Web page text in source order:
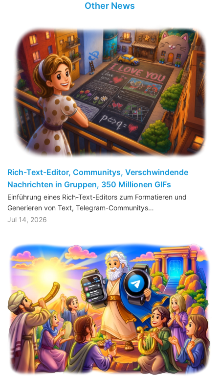
Other News
Rich-Text-Editor, Communitys, Verschwindende
Nachrichten in Gruppen, 350 Millionen GIFs
Einführung eines Rich-Text-Editors zum Formatieren und
Generieren von Text, Telegram-Communitys…
Jul 14, 2026